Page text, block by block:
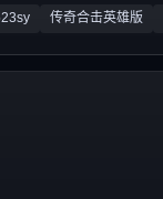
传奇合击英雄版